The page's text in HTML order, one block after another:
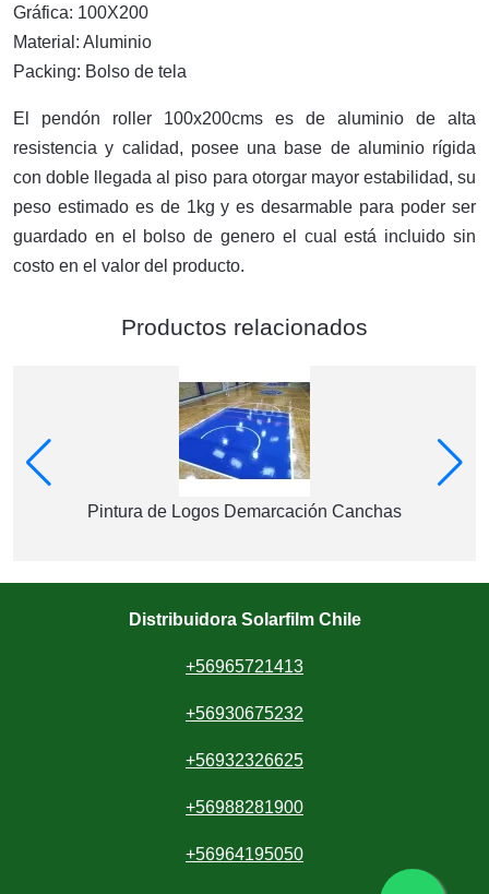
Gráfica: 100X200
Material: Aluminio
Packing: Bolso de tela
El pendón roller 100x200cms es de aluminio de alta
resistencia y calidad, posee una base de aluminio rígida
con doble llegada al piso para otorgar mayor estabilidad, su
peso estimado es de 1kg y es desarmable para poder ser
guardado en el bolso de genero el cual está incluido sin
costo en el valor del producto.
Productos relacionados
Pintura de Logos Demarcación Canchas
Distribuidora Solarfilm Chile
+56965721413
+56930675232
+56932326625
+56988281900
+56964195050